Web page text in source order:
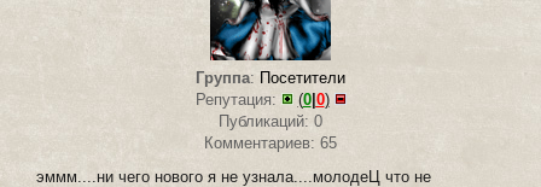
Группа: Посетители
Репутация:
(0| 0)
Публикаций: 0
Комментариев: 65
эммм....ни чего нового я не узнала....молодеЦ что не